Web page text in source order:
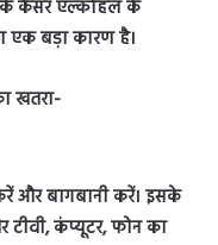
के कैंसर एल्कोहल के
एक बड़ा कारण है।
खतरा-
और बागबानी करें। इसके
कंप्यूटर, फोन का